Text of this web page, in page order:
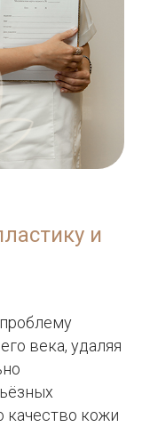
и
века, удаляя
качество кожи